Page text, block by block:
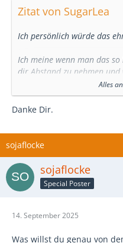
Zitat von SugarLea
Ich persönlich würde das
Ich meine wenn man das
dir Abstand zu nehmen
tun. Damit erreichst du
Mal Unruhe in dir selbst
ihm, sowie ein schlechtes
Manchmal sollte es
Weg getrennt voneinander
Wünsche dir alles Gute
Alles
Danke Dir.
sojaflocke
sojaflocke
Special Poster
14. September 2025
Was willst du genau von